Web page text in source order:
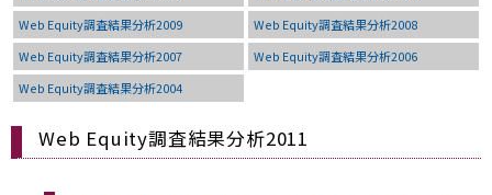
Web Equity調査結果分析2009
Web Equity調査結果分析2008
Web Equity調査結果分析2007
Web Equity調査結果分析2006
Web Equity調査結果分析2004
Web Equity調査結果分析2011